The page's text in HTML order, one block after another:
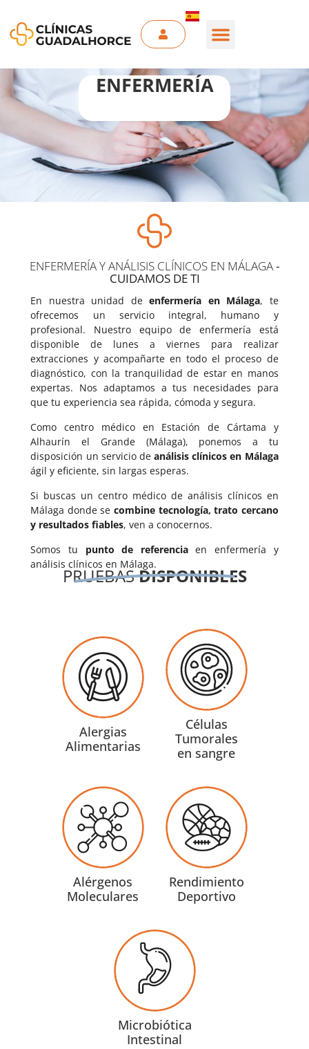
ENFERMERÍA
ENFERMERÍA Y ANÁLISIS CLÍNICOS EN MÁLAGA-
CUIDAMOS DE TI
En nuestra unidad deenfermería en Málaga, te
ofrecemos un servicio integral, humano y
profesional. Nuestro equipo de enfermería está
disponible de lunes a viernes para realizar
extracciones y acompañarte en todo el proceso de
diagnóstico, con la tranquilidad de estar en manos
expertas. Nos adaptamos a tus necesidades para
que tu experiencia sea rápida, cómoda y segura.
Comocentro médico en Estación de Cártama y
Alhaurín el Grande (Málaga), ponemos a tu
disposición un servicio deanálisis clínicos en Málaga
ágil y eficiente, sin largas esperas.
Si buscas un centro médico de análisis clínicos en
Málaga donde se combine tecnología, trato cercano
y resultados fiables, ven a conocernos.
Somos tu punto de referenciaen enfermería y
análisis clínicos en Málaga.
PRUEBASDISPONIBLES
Alergias
Alimentarias
Células
Tumorales
en sangre
Alérgenos
Moleculares
Rendimiento
Deportivo
Microbiótica
Intestinal